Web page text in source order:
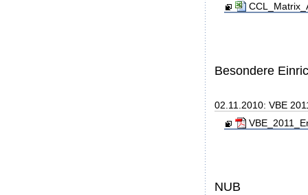
Besondere
02.11.2010: VBE
NUB